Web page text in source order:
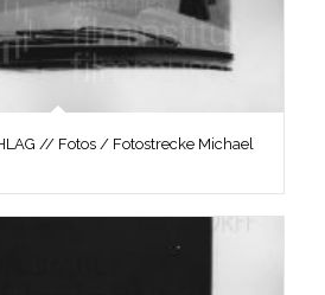
// Fotos / Fotostrecke Michael